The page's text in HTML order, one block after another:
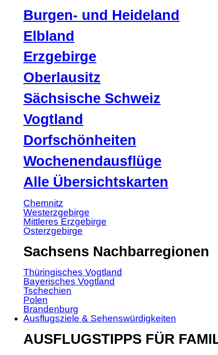
Burgen- und Heideland
Elbland
Erzgebirge
Oberlausitz
Sächsische Schweiz
Vogtland
Dorfschönheiten
Wochenendausflüge
Alle Übersichtskarten
Chemnitz
Westerzgebirge
Mittleres Erzgebirge
Osterzgebirge
Sachsens Nachbarregionen
Thüringisches Vogtland
Bayerisches Vogtland
Tschechien
Polen
Brandenburg
Ausflugsziele & Sehenswürdigkeiten
AUSFLUGSTIPPS FÜR